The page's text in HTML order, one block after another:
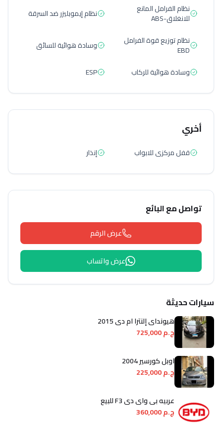
نظام الفرامل المانع
للانغلاق-ABS نظام إيموبليزر ضد السرقة
نظام توزيع قوة الفرامل
EBD وسادة هوائية للسائق
وسادة هوائية للركاب ESP
أخري
قفل مركزى للابواب إنذار
تواصل مع البائع
عرض الرقم
عرض واتساب
سيارات حديثة
هيونداي إلنترا ام دى 2015
ج.م 725,000
اوبل كورسير 2004
ج.م 225,000
عربيه بى واى دى F3 للبيع
ج.م 360,000